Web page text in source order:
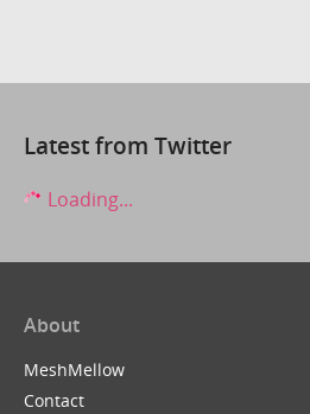
Latest from Twitter
Loading...
About
MeshMellow
Contact